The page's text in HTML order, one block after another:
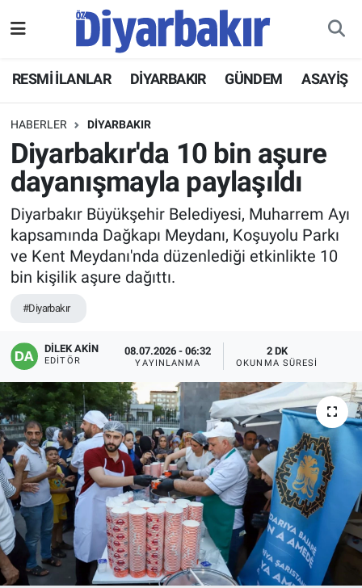
RESMİ İLANLAR DİYARBAKIR GÜNDEM ASAYİŞ
HABERLER DİYARBAKIR
Diyarbakır'da 10 bin aşure
dayanışmayla paylaşıldı
Diyarbakır Büyükşehir Belediyesi, Muharrem Ayı
kapsamında Dağkapı Meydanı, Koşuyolu Parkı
ve Kent Meydanı'nda düzenlediği etkinlikte 10
bin kişilik aşure dağıttı.
#Diyarbakır
DİLEK AKİN
EDITÖR
08.07.2026 - 06:32
YAYINLANMA
2 DK
OKUNMA SÜRESI
ASAYİŞ
DİYARBAKIR
EKONOMİ
GÜNDEM
BÖLGE
DÜNYA
KÜLTÜR SANAT
EĞİTİM
ÖZEL HABER
POLİTİKA
SAĞLIK
SPOR
Hava Durumu
Namaz Vakitleri
Trafik Durumu
Süper Lig Puan Durumu ve Fikstür
Tüm Manşetler
Son Dakika Haberleri
Haber Arşivi